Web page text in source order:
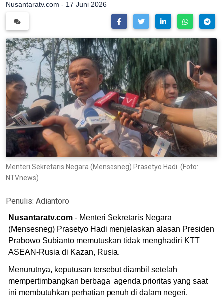
Nusantaratv.com - 17 Juni 2026
Menteri Sekretaris Negara (Mensesneg) Prasetyo Hadi. (Foto:
NTVnews)
Penulis: Adiantoro
Nusantaratv.com - Menteri Sekretaris Negara
(Mensesneg) Prasetyo Hadi menjelaskan alasan Presiden
Prabowo Subianto memutuskan tidak menghadiri KTT
ASEAN-Rusia di Kazan, Rusia.
Menurutnya, keputusan tersebut diambil setelah
mempertimbangkan berbagai agenda prioritas yang saat
ini membutuhkan perhatian penuh di dalam negeri.